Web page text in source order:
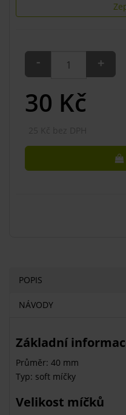
- +
30 Kč
POPIS
NÁVODY
Základní
Průměr: 40 mm
Typ: soft míčky
Velikost míčků